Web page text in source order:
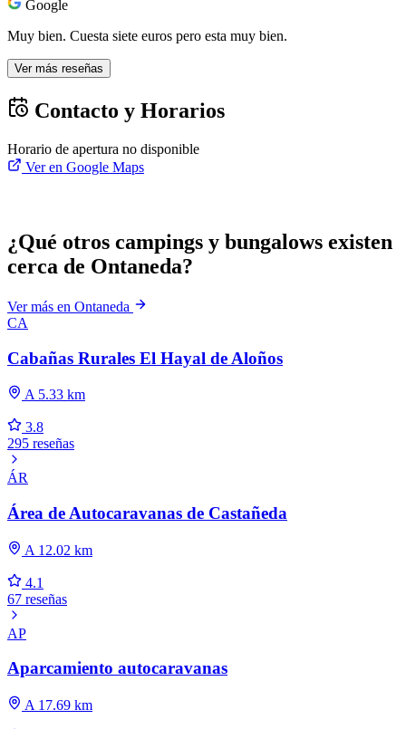
Google
Muy bien. Cuesta siete euros pero esta muy bien.
Ver más reseñas
Contacto y Horarios
Horario de apertura no disponible
Ver en Google Maps
¿Qué otros campings y bungalows existen
cerca de Ontaneda?
Ver más en Ontaneda
CA
Cabañas Rurales El Hayal de Aloños
A 5.33 km
3.8
295 reseñas
ÁR
Área de Autocaravanas de Castañeda
A 12.02 km
4.1
67 reseñas
AP
Aparcamiento autocaravanas
A 17.69 km